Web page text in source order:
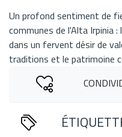
Un profond sentiment de
communes de l'Alta Irpinia
dans un fervent désir de
traditions et le patrimoine